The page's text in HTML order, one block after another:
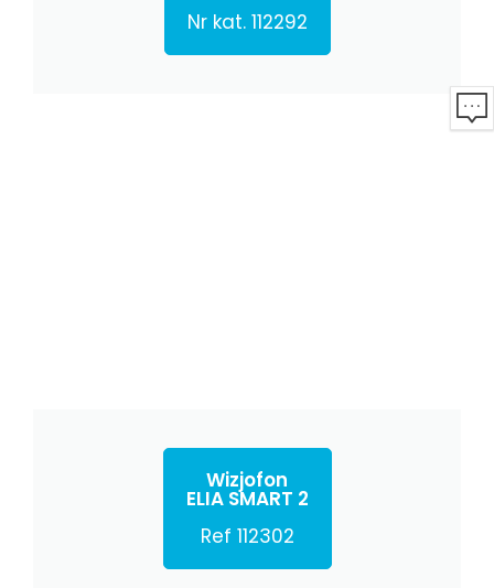
Nr kat. 112292
Wizjofon
ELIA SMART 2
Ref 112302